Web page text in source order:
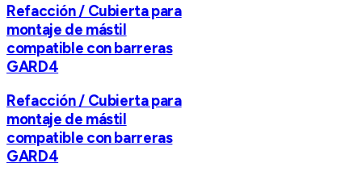
Refacción / Cubierta para
montaje de mástil
compatible con barreras
GARD4
Refacción / Cubierta para
montaje de mástil
compatible con barreras
GARD4